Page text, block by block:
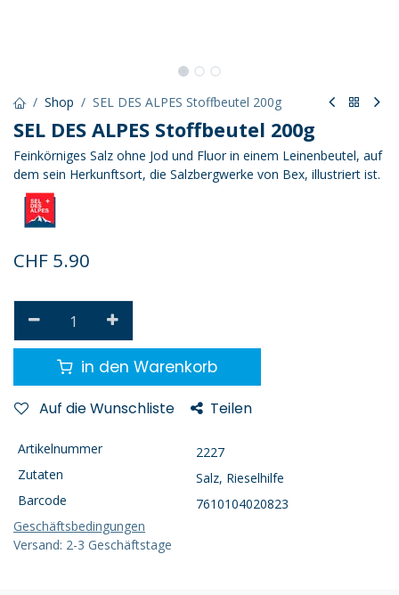
Shop SEL DES ALPES Stoffbeutel 200g
SEL DES ALPES Stoffbeutel 200g
Feinkörniges Salz ohne Jod und Fluor in einem Leinenbeutel, auf
dem sein Herkunftsort, die Salzbergwerke von Bex, illustriert ist.
CHF 5.90
in den Warenkorb
Auf die Wunschliste Teilen
Artikelnummer
2227
Zutaten
Salz, Rieselhilfe
Barcode
7610104020823
Geschäftsbedingungen
Versand: 2-3 Geschäftstage